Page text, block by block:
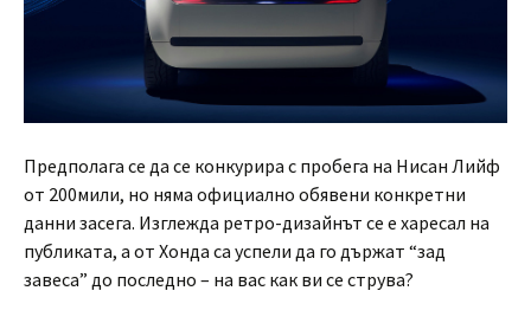
Предполага се да се конкурира с пробега на Нисан Лийф
от 200мили, но няма официално обявени конкретни
данни засега. Изглежда ретро-дизайнът се е харесал на
публиката, а от Хонда са успели да го държат “зад
завеса” до последно – на вас как ви се струва?